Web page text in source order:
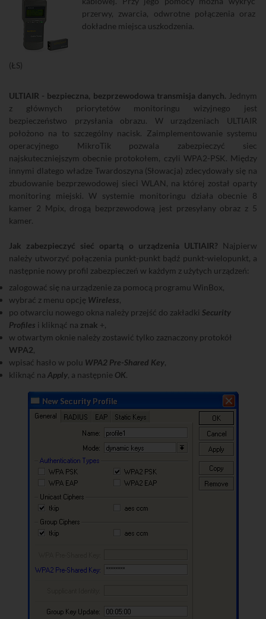
przerwy, zwarcia, odwrotne połączenia oraz
dokładne miejsca uszkodzenia.
(ŁS)
ULTIAIR - bezpieczna, bezprzewodowa transmisja danych. Jednym
z głównych priorytetów monitoringu wizyjnego jest
bezpieczeństwo przysłania obrazu. W urządzeniach ULTIAIR
położono na to szczególny nacisk. Zaimplementowanie systemu
operacyjnego MikroTik pozwala zabezpieczyć siec
najskuteczniejszym obecnie protokołem, czyli WPA2-PSK. Między
innymi dlatego władze Twardoszyna (Słowacja) zdecydowały się na
zbudowanie bezprzewodowej sieci WLAN, na której został oparty
monitoring miejski. W systemie monitoringu działa obecnie 8
kamer 2 Mpix, drogą bezprzewodową jest przesyłany obraz z 5
kamer.
Jak zabezpieczyć sieć opartą o urządzenia ULTIAIR? Najpierw
należy utworzyć połączenia punkt-punkt bądź punkt-wielopunkt, a
następnie nowy profil zabezpieczeń w każdym z użytych urządzeń:
zalogować się na urządzenie za pomocą programu WinBox,
wybrać z menu opcję Wireless,
po otwarciu nowego okna należy przejść do zakładki Security
Profiles i kliknąć na znak +,
w otwartym oknie należy zostawić tylko zaznaczony protokół
WPA2,
wpisać hasło w polu WPA2 Pre-Shared Key,
kliknąć na Apply, a następnie OK.